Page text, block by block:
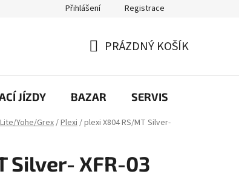
Přihlášení Registrace
KOŠÍK
PRÁZDNÝ KOŠÍK
JÍZDY BAZAR SERVIS
Yohe/Grex/Plexi/plexi X804 RS/MT Silver-
Silver- XFR-03